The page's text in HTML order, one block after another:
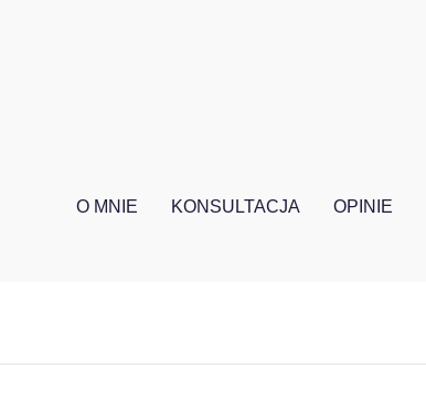
O MNIE KONSULTACJA OPINIE